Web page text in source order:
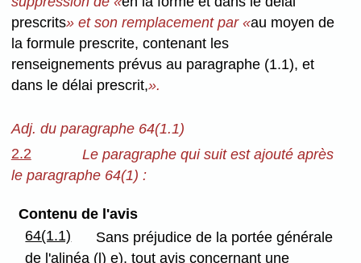
prescrits» et son remplacement par «au moyen de
la formule prescrite, contenant les
renseignements prévus au paragraphe (1.1), et
dans le délai prescrit,».
Adj. du paragraphe 64(1.1)
2.2
Le paragraphe qui suit est ajouté après
le paragraphe 64(1) :
Contenu de l'avis
64(1.1)
Sans préjudice de la portée générale
de l'alinéa (l) e), tout avis concernant une